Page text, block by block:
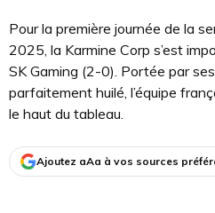
Pour la première journée de la
2025, la Karmine Corp s’est
SK Gaming (2-0). Portée par
parfaitement huilé, l’équipe
le haut du tableau.
Ajoutez aAa à vos sources